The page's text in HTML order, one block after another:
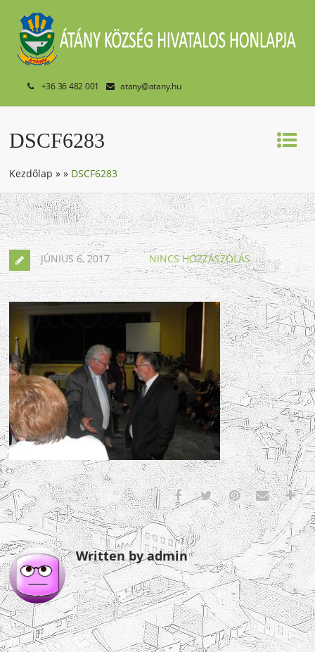
+36 36 482 001 atany@atany.hu
DSCF6283
Kezdőlap »» DSCF6283
JÚNIUS 6, 2017 NINCS HOZZÁSZÓLÁS
Written by admin